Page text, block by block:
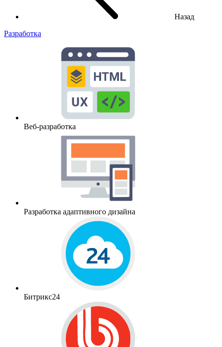
Назад
Разработка
Веб-разработка
Разработка адаптивного дизайна
Битрикс24